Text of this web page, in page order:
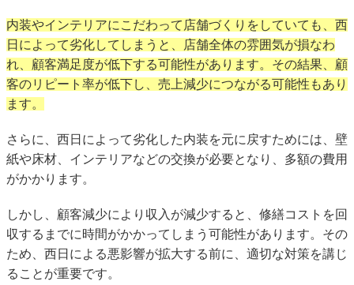
内装やインテリアにこだわって店舗づくりをしていても、西
日によって劣化してしまうと、店舗全体の雰囲気が損なわ
れ、顧客満足度が低下する可能性があります。その結果、顧
客のリピート率が低下し、売上減少につながる可能性もあり
ます。
さらに、西日によって劣化した内装を元に戻すためには、壁
紙や床材、インテリアなどの交換が必要となり、多額の費用
がかかります。
しかし、顧客減少により収入が減少すると、修繕コストを回
収するまでに時間がかかってしまう可能性があります。その
ため、西日による悪影響が拡大する前に、適切な対策を講じ
ることが重要です。